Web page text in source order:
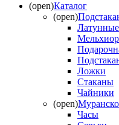
(open)Каталог
(open)
Ложки
Стаканы
Чайники
(open)
Часы